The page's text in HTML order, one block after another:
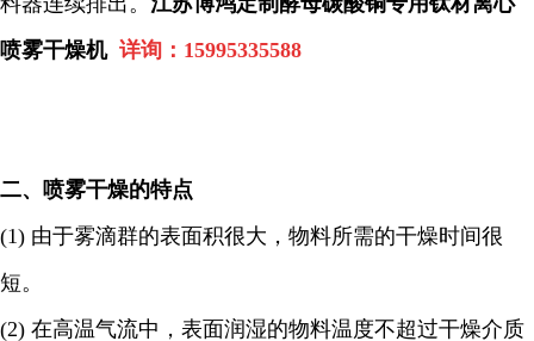
喷雾干燥机 详询： 15995335588
二、喷雾干燥的特点
(1) 由于雾滴群的表面积很大，物料所需的干燥时间很
短。
(2) 在高温气流中，表面润湿的物料温度不超过干燥介质